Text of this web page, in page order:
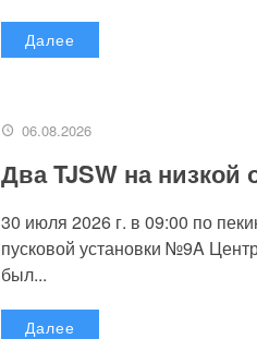
Далее
06.08.2026
Два TJSW на низкой
30 июля 2026 г. в 09:00 по
пусковой установки №9A
был...
Далее